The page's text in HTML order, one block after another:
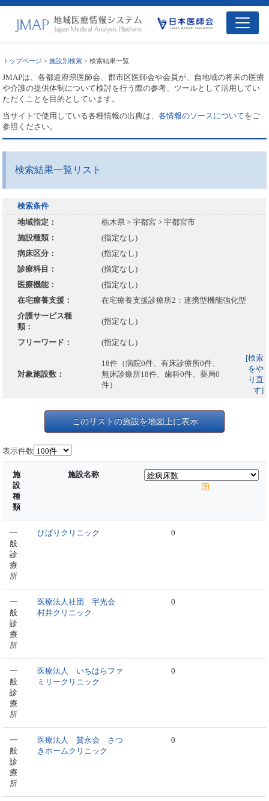
トップページ >施設別検索 > 検索結果一覧
JMAPは、各都道府県医師会、郡市区医師会や会員が、自地域の将来の医療
や介護の提供体制について検討を行う際の参考、ツールとして活用してい
ただくことを目的としています。
当サイトで使用している各種情報の出典は、各情報のソースについてをご
参照ください。
検索結果一覧リスト
検索条件
地域指定：
栃木県 > 宇都宮 > 宇都宮市
施設種類：
(指定なし)
病床区分：
(指定なし)
診療科目：
(指定なし)
医療機能：
(指定なし)
在宅療養支援：
在宅療養支援診療所2：連携型機能強化型
介護サービス種
類：
(指定なし)
フリーワード： (指定なし)
対象施設数：
18件（病院0件、有床診療所0件、
無床診療所18件、歯科0件、薬局0
件）
[検索
をや
り直
す]
このリストの施設を地図上に表示
表示件数
施
設
種
類
施設名称
一
般
診
療
所
ひばりクリニック 0
一
般
診
療
所
医療法人社団 宇光会
村井クリニック
0
一
般
診
療
所
医療法人 いちはらファ
ミリークリニック
0
一
般
診
療
所
医療法人 賛永会 さつ
きホームクリニック
0